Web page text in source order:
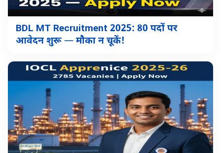
BDL MT Recruitment 2025: 80 पदों पर
आवेदन शुरू — मौका न चूकें!